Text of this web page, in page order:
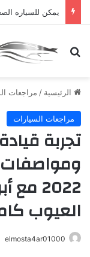
يمكن للسياره
بحث عن
الرئيسية / مراجعات
مراجعات السيارات
تجربة
2022
العيوب
elmosta4ar01000